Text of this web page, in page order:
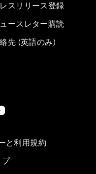
スリリース登録
ースレター購読
先 (英語のみ)
と利用規約
プ